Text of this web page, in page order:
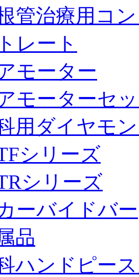
管治療用コ
レート
モーター
モーターセ
用ダイヤモ
シリーズ
シリーズ
ーバイドバー
品
ハンドピー